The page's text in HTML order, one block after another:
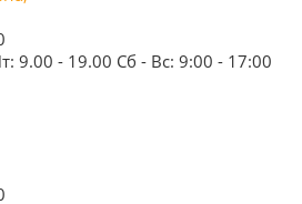
9.00 - 19.00 Сб - Вс: 9:00 - 17:00